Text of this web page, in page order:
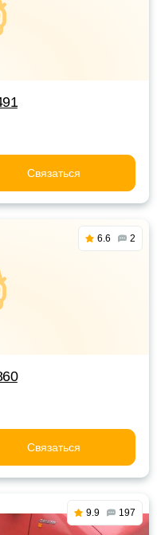
Связаться
6.6 2
Связаться
9.9 197